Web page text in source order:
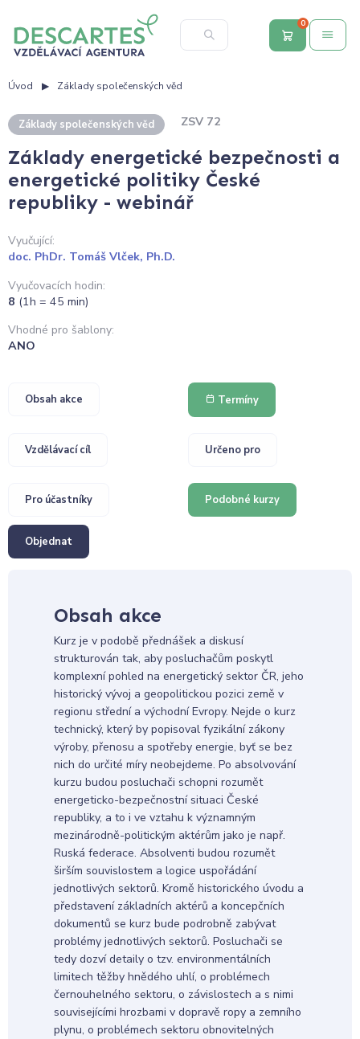
0
Úvod Základy společenských věd
Základy společenských věd ZSV 72
Základy energetické bezpečnosti a
energetické politiky České
republiky - webinář
Vyučující:
doc. PhDr. Tomáš Vlček, Ph.D.
Vyučovacích hodin:
8 (1h = 45 min)
Vhodné pro šablony:
ANO
Obsah akce Termíny
Vzdělávací cíl Určeno pro
Pro účastníky Podobné kurzy
Objednat
Obsah akce
Kurz je v podobě přednášek a diskusí
strukturován tak, aby posluchačům poskytl
komplexní pohled na energetický sektor ČR, jeho
historický vývoj a geopolitickou pozici země v
regionu střední a východní Evropy. Nejde o kurz
technický, který by popisoval fyzikální zákony
výroby, přenosu a spotřeby energie, byť se bez
nich do určité míry neobejdeme. Po absolvování
kurzu budou posluchači schopni rozumět
energeticko-bezpečnostní situaci České
republiky, a to i ve vztahu k významným
mezinárodně-politickým aktérům jako je např.
Ruská federace. Absolventi budou rozumět
širším souvislostem a logice uspořádání
jednotlivých sektorů. Kromě historického úvodu a
představení základních aktérů a koncepčních
dokumentů se kurz bude podrobně zabývat
problémy jednotlivých sektorů. Posluchači se
tedy dozví detaily o tzv. environmentálních
limitech těžby hnědého uhlí, o problémech
černouhelného sektoru, o závislostech a s nimi
souvisejícími hrozbami v dopravě ropy a zemního
plynu, o problémech sektoru obnovitelných